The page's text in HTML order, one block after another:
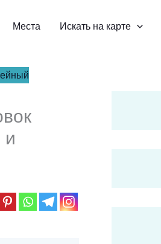
Места Искать на карте
и